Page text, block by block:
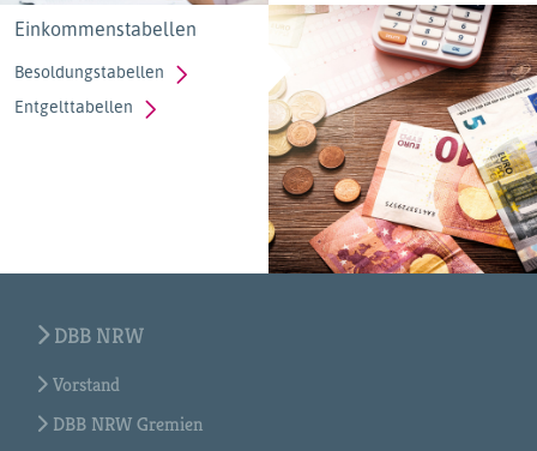
Einkommenstabellen
Besoldungstabellen
Entgelttabellen
DBB NRW
Vorstand
DBB NRW Gremien